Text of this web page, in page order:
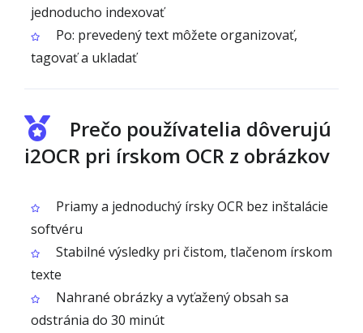
jednoducho indexovať
Po: prevedený text môžete organizovať,
tagovať a ukladať
Prečo používatelia dôverujú
i2OCR pri írskom OCR z obrázkov
Priamy a jednoduchý írsky OCR bez inštalácie
softvéru
Stabilné výsledky pri čistom, tlačenom írskom
texte
Nahrané obrázky a vyťažený obsah sa
odstránia do 30 minút